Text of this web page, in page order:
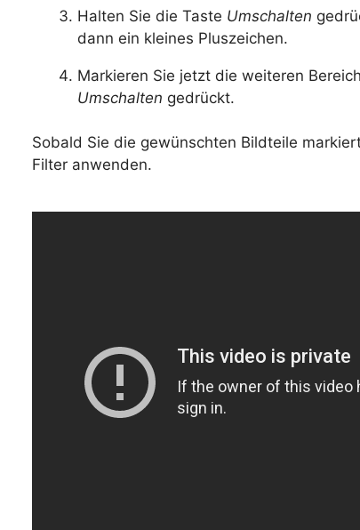
Halten Sie die Taste Umschalten
dann ein kleines Pluszeichen.
Markieren Sie jetzt die weiteren
Umschalten gedrückt.
Sobald Sie die gewünschten Bildteile
Filter anwenden.